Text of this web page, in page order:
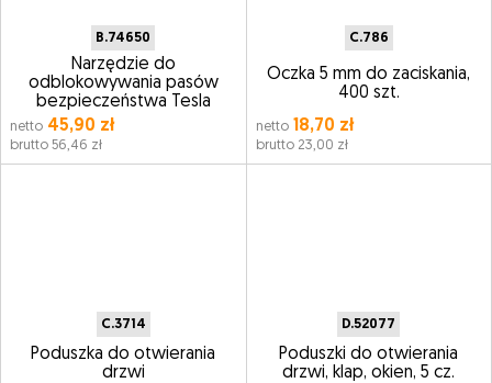
B.74650
Narzędzie do
odblokowywania pasów
bezpieczeństwa Tesla
netto 45,90 zł
brutto 56,46 zł
C.786
Oczka 5 mm do zaciskania,
400 szt.
netto18,70 zł
brutto 23,00 zł
C.3714
Poduszka do otwierania
drzwi
D.52077
Poduszki do otwierania
drzwi, klap, okien, 5 cz.